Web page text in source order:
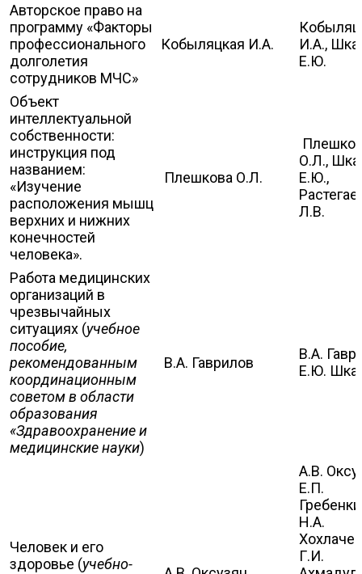
Авторское право на
программу «Факторы
профессионального
долголетия
сотрудников МЧС»
Кобыляцкая И.А.
И.А.,
Е.Ю.
Объект
интеллектуальной
собственности:
инструкция под
названием:
«Изучение
расположения мышц
верхних и нижних
конечностей
человека».
Плешкова О.Л.
О.Л.,
Е.Ю.,
Л.В.
Работа медицинских
организаций в
чрезвычайных
ситуациях (учебное
пособие,
рекомендованным
координационным
советом в области
образования
«Здравоохранение и
медицинские науки)
В.А. Гаврилов
В.А.
Е.Ю.
Человек и его
здоровье (учебно-
А.В.
Е.П.
Н.А.
Г.И.